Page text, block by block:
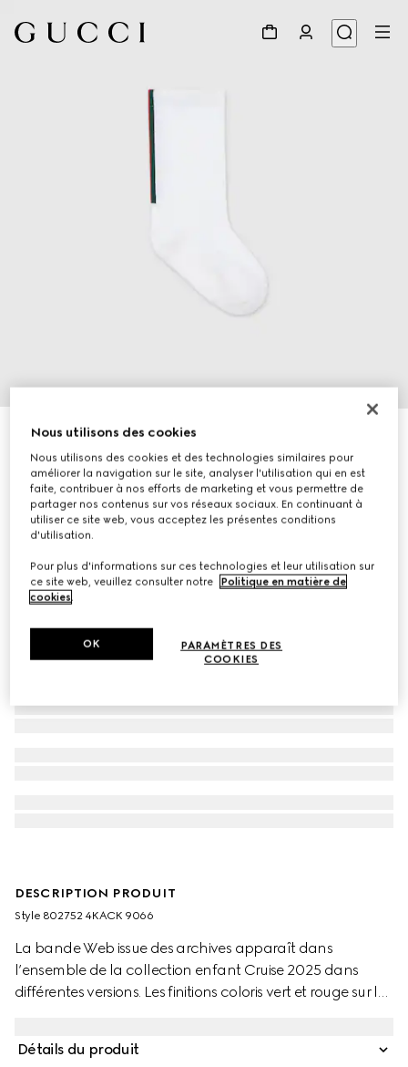
Chaussettes pour bébé en mélange de coton avec
bande Web
€ 90
DESCRIPTION PRODUIT
Style ‎802752 4KACK 9066
La bande Web issue des archives apparaît dans
l’ensemble de la collection enfant Cruise 2025 dans
différentes versions. Les finitions coloris vert et rouge sur les
aventure. Ces chaussettes pour bébé en mélange de
Détails du produit
Nous utilisons des cookies
Nous utilisons des cookies et des technologies similaires pour
améliorer la navigation sur le site, analyser l'utilisation qui en est
faite, contribuer à nos efforts de marketing et vous permettre de
partager nos contenus sur vos réseaux sociaux. En continuant à
utiliser ce site web, vous acceptez les présentes conditions
d'utilisation.
Pour plus d'informations sur ces technologies et leur utilisation sur
ce site web, veuillez consulter notre
Politique en matière de
cookies.
PARAMÈTRES DES
COOKIES
OK